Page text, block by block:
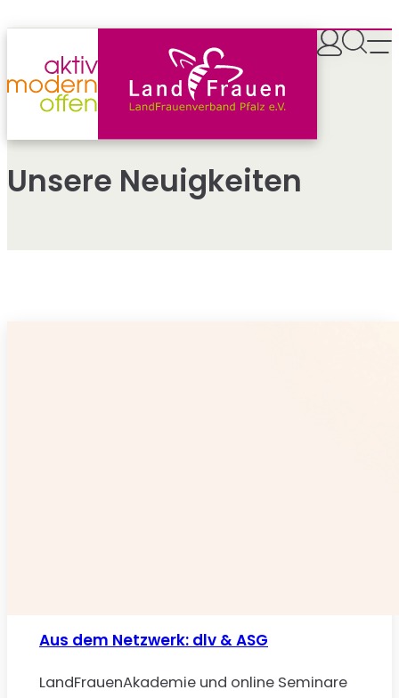
springen
Unsere Neuigkeiten
Aus dem Netzwerk: dlv & ASG
LandFrauenAkademie und online Seminare